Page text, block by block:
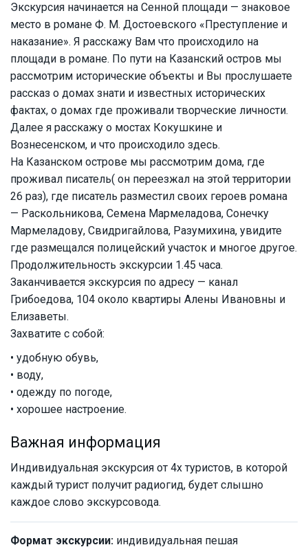
Экскурсия начинается на Сенной площади — знаковое
место в романе Ф. М. Достоевского «Преступление и
наказание». Я расскажу Вам что происходило на
площади в романе. По пути на Казанский остров мы
рассмотрим исторические объекты и Вы прослушаете
рассказ о домах знати и известных исторических
фактах, о домах где проживали творческие личности.
Далее я расскажу о мостах Кокушкине и
Вознесенском, и что происходило здесь.
На Казанском острове мы рассмотрим дома, где
проживал писатель( он переезжал на этой территории
26 раз), где писатель разместил своих героев романа
— Раскольникова, Семена Мармеладова, Сонечку
Мармеладову, Свидригайлова, Разумихина, увидите
где размещался полицейский участок и многое другое.
Продолжительность экскурсии 1.45 часа.
Заканчивается экскурсия по адресу — канал
Грибоедова, 104 около квартиры Алены Ивановны и
Елизаветы.
Захватите с собой:
• удобную обувь,
• воду,
• одежду по погоде,
• хорошее настроение.
Важная информация
Индивидуальная экскурсия от 4х туристов, в которой
каждый турист получит радиогид, будет слышно
каждое слово экскурсовода.
Формат экскурсии: индивидуальная пешая